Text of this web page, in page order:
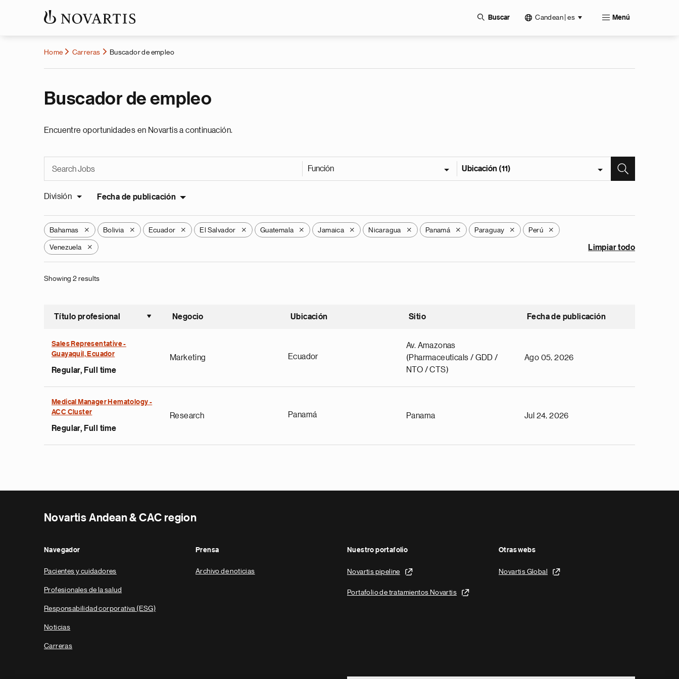
Buscar Candean | es Menú
Home Carreras Buscador de empleo
Buscador de empleo
Encuentre oportunidades en Novartis a continuación.
Función Ubicación (11)
División Fecha de publicación
Bahamas X Bolivia X Ecuador X El Salvador X Guatemala X Jamaica X Nicaragua X Panamá X Paraguay X Perú X
Venezuela X Limpiar todo
Showing 2 results
Título profesional
Ordenar ascendente
Negocio Ubicación Sitio Fecha de publicación
Sales Representative -
Guayaquil, Ecuador
Regular, Full time
Marketing Ecuador
Av. Amazonas
(Pharmaceuticals / GDD /
NTO / CTS)
Ago 05, 2026
Medical Manager Hematology -
ACC Cluster
Regular, Full time
Research Panamá Panama Jul 24, 2026
Novartis Andean & CAC region
Navegador
Pacientes y cuidadores
Profesionales de la salud
Responsabilidad corporativa (ESG)
Noticias
Carreras
Prensa
Archivo de noticias
Nuestro portafolio
Novartis pipeline
Portafolio de tratamientos Novartis
Otras webs
Novartis Global